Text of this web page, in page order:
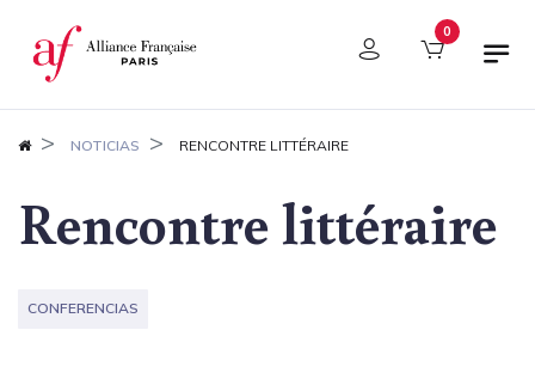
Panel de gestión de cookies 0
NOTICIAS RENCONTRE LITTÉRAIRE
Rencontre littéraire
CONFERENCIAS